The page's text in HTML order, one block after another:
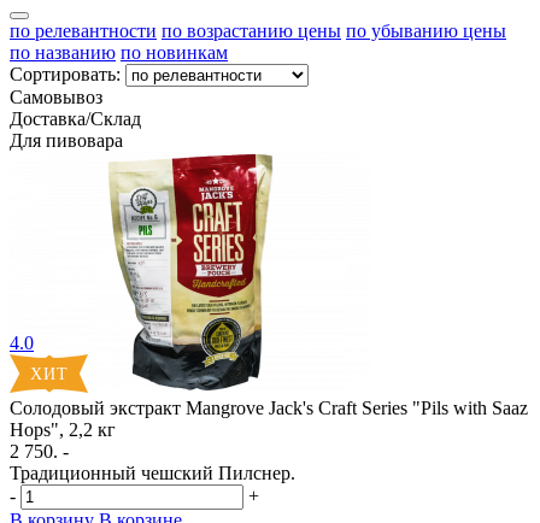
по релевантности по возрастанию цены по убыванию цены
по названию по новинкам
Сортировать:
Самовывоз
Доставка/Склад
Для пивовара
4.0
Солодовый экстракт Mangrove Jack's Craft Series "Pils with Saaz
Hops", 2,2 кг
2 750. -
Традиционный чешский Пилснер.
-
+